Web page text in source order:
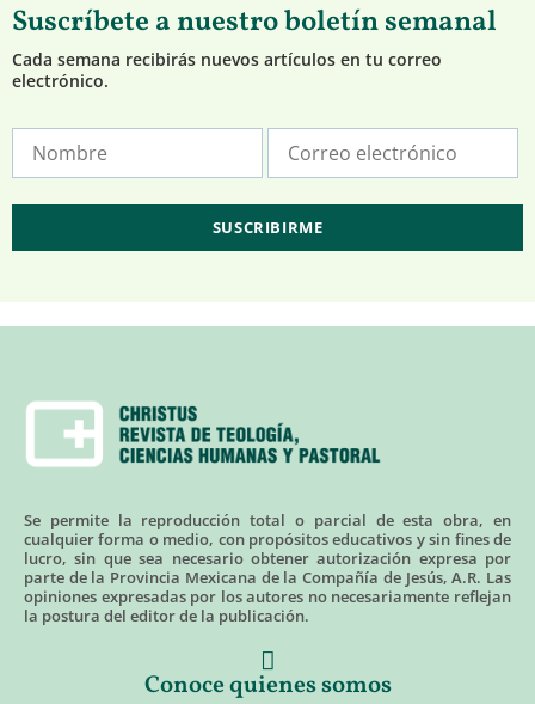
Suscríbete a nuestro boletín semanal
Cada semana recibirás nuevos artículos en tu correo
electrónico.
Se permite la reproducción total o parcial de esta obra, en
cualquier forma o medio, con propósitos educativos y sin fines de
lucro, sin que sea necesario obtener autorización expresa por
parte de la Provincia Mexicana de la Compañía de Jesús, A.R. Las
opiniones expresadas por los autores no necesariamente reflejan
la postura del editor de la publicación.
Conoce quienes somos